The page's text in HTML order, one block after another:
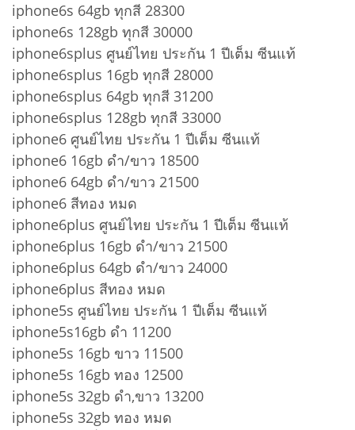
iphone6s 64gb ทุกสี 28300
iphone6s 128gb ทุกสี 30000
iphone6splus ศูนย์ไทย ประกัน 1 ปีเต็ม ซีนแท้
iphone6splus 16gb ทุกสี 28000
iphone6splus 64gb ทุกสี 31200
iphone6splus 128gb ทุกสี 33000
iphone6 ศูนย์ไทย ประกัน 1 ปีเต็ม ซีนแท้
iphone6 16gb ดำ/ขาว 18500
iphone6 64gb ดำ/ขาว 21500
iphone6 สีทอง หมด
iphone6plus ศูนย์ไทย ประกัน 1 ปีเต็ม ซีนแท้
iphone6plus 16gb ดำ/ขาว 21500
iphone6plus 64gb ดำ/ขาว 24000
iphone6plus สีทอง หมด
iphone5s ศูนย์ไทย ประกัน 1 ปีเต็ม ซีนแท้
iphone5s16gb ดำ 11200
iphone5s 16gb ขาว 11500
iphone5s 16gb ทอง 12500
iphone5s 32gb ดำ,ขาว 13200
iphone5s 32gb ทอง หมด